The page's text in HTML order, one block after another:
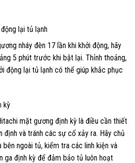
lại tủ lạnh
nháy đèn 17 lần khi khởi động, hãy
5 phút trước khi bật lại. Thỉnh thoảng,
động lại tủ lạnh có thể giúp khắc phục
kỳ
mặt gương định kỳ là điều cần thiết
định và tránh các sự cố xảy ra. Hãy chủ
bên ngoài tủ, kiểm tra các linh kiện và
ga định kỳ để đảm bảo tủ luôn hoạt